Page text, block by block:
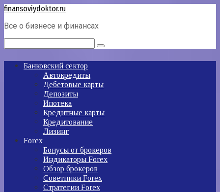
Перейти
контенту
finansoviydoktor.ru
Все о бизнесе и финансах
Банковский сектор
Автокредиты
Дебетовые карты
Депозиты
Ипотека
Кредитные карты
Кредитование
Лизинг
Forex
Бонусы от брокеров
Индикаторы Forex
Обзор брокеров
Советники Forex
Стратегии Forex